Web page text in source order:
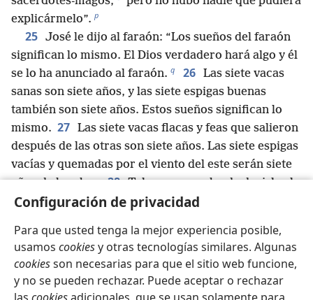
Configuración de privacidad
Para que usted tenga la mejor experiencia posible,
usamos cookiesy otras tecnologías similares. Algunas
cookiesson necesarias para que el sitio web funcione,
y no se pueden rechazar. Puede aceptar o rechazar
explicármelo”. p
25 José le dijo al faraón: “Los sueños del faraón
significan lo mismo. El Dios verdadero hará algo y él
se lo ha anunciado al faraón. q 26 Las siete vacas
sanas son siete años, y las siete espigas buenas
también son siete años. Estos sueños significan lo
mismo. 27 Las siete vacas flacas y feas que salieron
después de las otras son siete años. Las siete espigas
vacías y quemadas por el viento del este serán siete
años de hambre. 28 Tal y como acabo de decirle al
faraón, el Dios verdadero le ha mostrado al faraón lo
29 ”Durante siete años habrá gran abundancia en
toda la tierra de Egipto. 30 Pero después vendrán
siete años de hambre que realmente harán olvidar
toda la abundancia de la tierra de Egipto. El hambre